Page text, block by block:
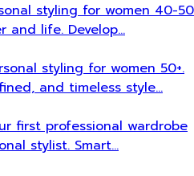
styling for women 40-50
and life. Develop…
styling for women 50+.
and timeless style…
first professional wardrobe
stylist. Smart…